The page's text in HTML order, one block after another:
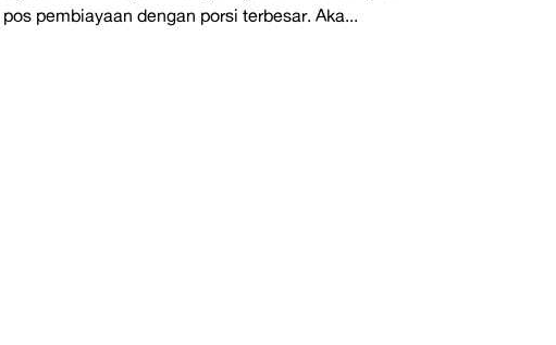
pembiayaan dengan porsi terbesar. Aka...